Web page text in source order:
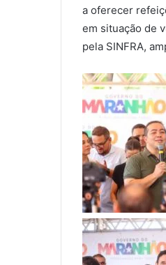
a oferecer
em situação de
pela SINFRA,